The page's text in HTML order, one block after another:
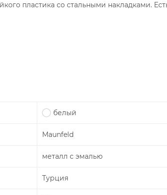
пластика со стальными накладками.
белый
Maunfeld
металл с эмалью
Турция